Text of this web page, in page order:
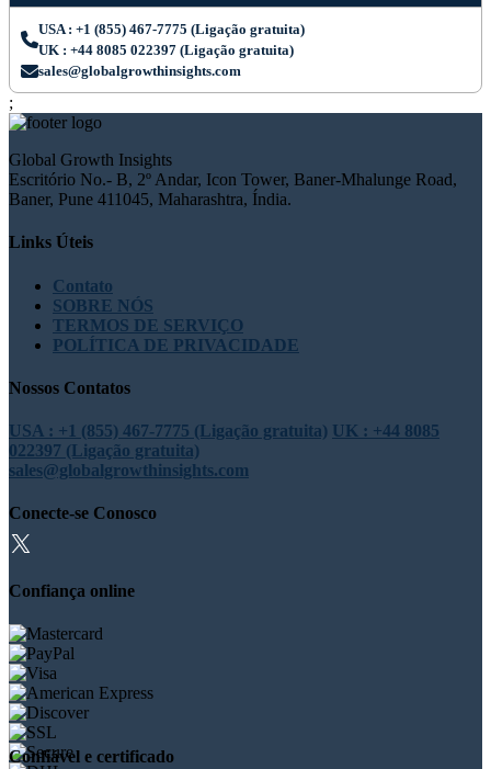
USA : +1 (855) 467-7775 (Ligação gratuita)
UK : +44 8085 022397 (Ligação gratuita)
sales@globalgrowthinsights.com
;
Global Growth Insights
Escritório No.- B, 2º Andar, Icon Tower, Baner-Mhalunge Road,
Baner, Pune 411045, Maharashtra, Índia.
Links Úteis
Contato
SOBRE NÓS
TERMOS DE SERVIÇO
POLÍTICA DE PRIVACIDADE
Nossos Contatos
USA : +1 (855) 467-7775 (Ligação gratuita) UK : +44 8085
022397 (Ligação gratuita)
sales@globalgrowthinsights.com
Conecte-se Conosco
Confiança online
Confiável e certificado